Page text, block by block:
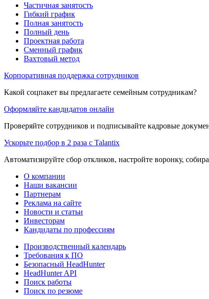
Частичная занятость
Гибкий график
Полная занятость
Полный день
Проектная работа
Сменный график
Вахтовый метод
Корпоративная поддержка сотрудников
Какой соцпакет вы предлагаете семейным сотрудникам?
Оформляйте кандидатов онлайн
Проверяйте сотрудников и подписывайте кадровые
Ускорьте подбор в 2 раза с Talantix
Автоматизируйте сбор откликов, настройте воронку,
О компании
Наши вакансии
Партнерам
Реклама на сайте
Новости и статьи
Инвесторам
Кандидаты по профессиям
Производственный календарь
Требования к ПО
Безопасный HeadHunter
HeadHunter API
Поиск работы
Поиск по резюме